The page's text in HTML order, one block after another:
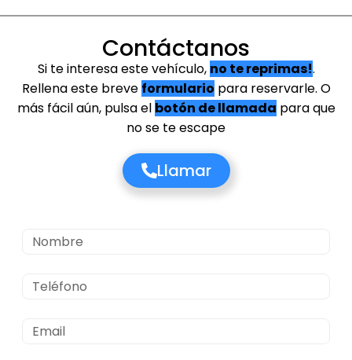
Contáctanos
Si te interesa este vehículo, no te reprimas!.
Rellena este breve formulario para reservarle. O
más fácil aún, pulsa el botón de llamada para que
no se te escape
Llamar